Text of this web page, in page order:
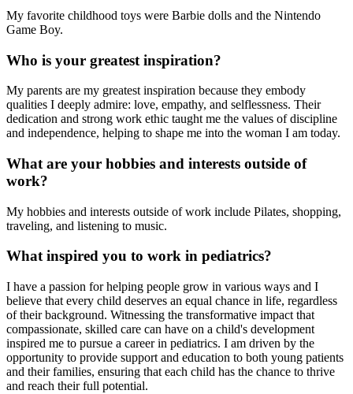
My favorite childhood toys were Barbie dolls and the Nintendo
Game Boy.
Who is your greatest inspiration?
My parents are my greatest inspiration because they embody
qualities I deeply admire: love, empathy, and selflessness. Their
dedication and strong work ethic taught me the values of discipline
and independence, helping to shape me into the woman I am today.
What are your hobbies and interests outside of
work?
My hobbies and interests outside of work include Pilates, shopping,
traveling, and listening to music.
What inspired you to work in pediatrics?
I have a passion for helping people grow in various ways and I
believe that every child deserves an equal chance in life, regardless
of their background. Witnessing the transformative impact that
compassionate, skilled care can have on a child's development
inspired me to pursue a career in pediatrics. I am driven by the
opportunity to provide support and education to both young patients
and their families, ensuring that each child has the chance to thrive
and reach their full potential.